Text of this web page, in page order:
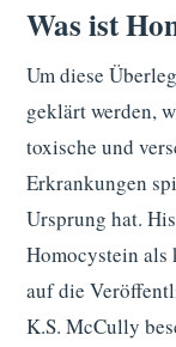
Was ist
Um diese
geklärt werden,
toxische und
Erkrankungen
Ursprung hat.
Homocystein
auf die
K.S. McCully